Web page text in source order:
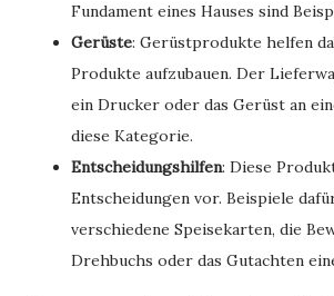
Fundament eines Hauses sind
Gerüste: Gerüstprodukte helfen
Produkte aufzubauen. Der
ein Drucker oder das Gerüst an
diese Kategorie.
Entscheidungshilfen: Diese
Entscheidungen vor. Beispiele
verschiedene Speisekarten, die
Drehbuchs oder das Gutachten